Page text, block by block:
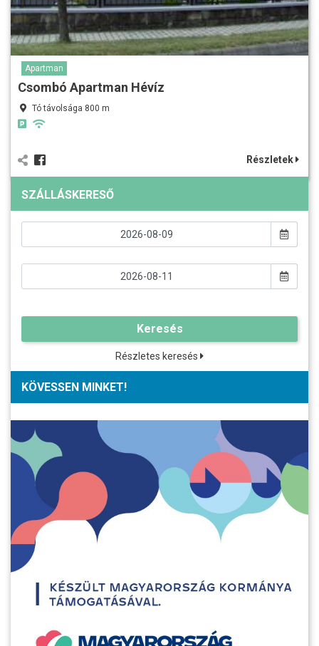
Apartman
Csombó Apartman Hévíz
Tó távolsága 800 m
Részletek
SZÁLLÁSKERESŐ
Keresés
Részletes keresés
KÖVESSEN MINKET!